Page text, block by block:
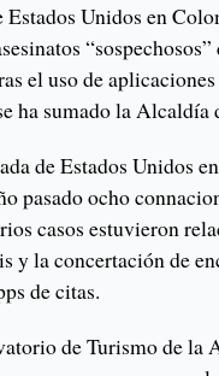
Unidos en
el uso de
ha sumado la Alcaldía
de Estados Unidos
pasado ocho
casos estuvieron
y la concertación de
de citas.
de Turismo de